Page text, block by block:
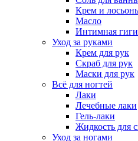
Крем и
Масло
Интимная
Уход за руками
Крем для рук
Скраб для рук
Маски для рук
Всё для ногтей
Лаки
Лечебные лаки
Гель-лаки
Жидкость для
Уход за ногами